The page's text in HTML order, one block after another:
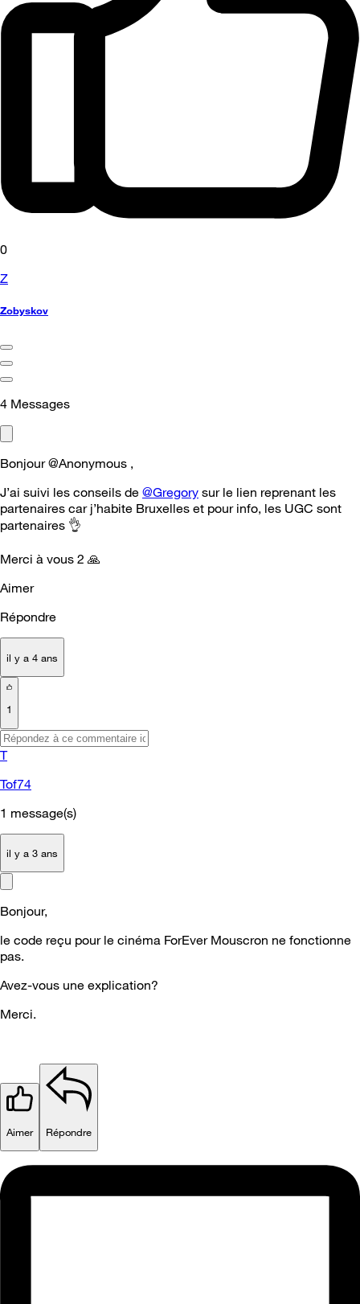
0
Z
Zobyskov
4 Messages
Bonjour @Anonymous ,
J’ai suivi les conseils de @Gregory sur le lien reprenant les
partenaires car j’habite Bruxelles et pour info, les UGC sont
partenaires 👌
Merci à vous 2 🙏
Aimer
Répondre
il y a 4 ans
1
T
Tof74
1 message(s)
il y a 3 ans
Bonjour,
le code reçu pour le cinéma ForEver Mouscron ne fonctionne
pas.
Avez-vous une explication?
Merci.
Aimer Répondre